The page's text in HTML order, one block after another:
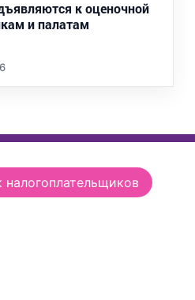
к оценочной
и палатам
налогоплательщиков